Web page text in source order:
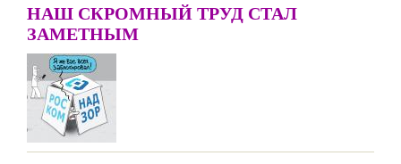
НАШ СКРОМНЫЙ ТРУД СТАЛ
ЗАМЕТНЫМ